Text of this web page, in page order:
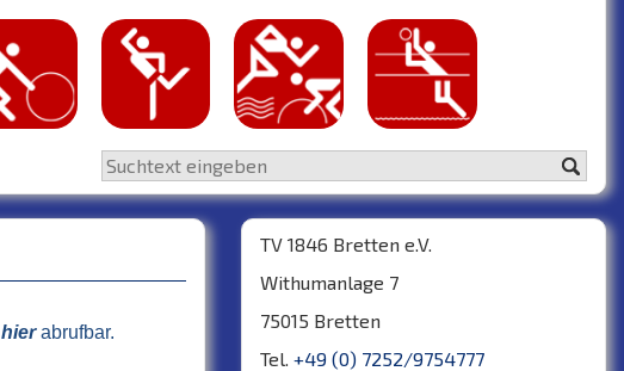
hierabrufbar.
TV 1846 Bretten e.V.
Withumanlage 7
75015 Bretten
Tel. +49 (0) 7252/9754777